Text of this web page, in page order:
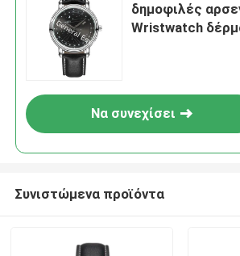
δημοφιλές
Wristwatch
Να συνεχίσει
Συνιστώμενα προϊόντα